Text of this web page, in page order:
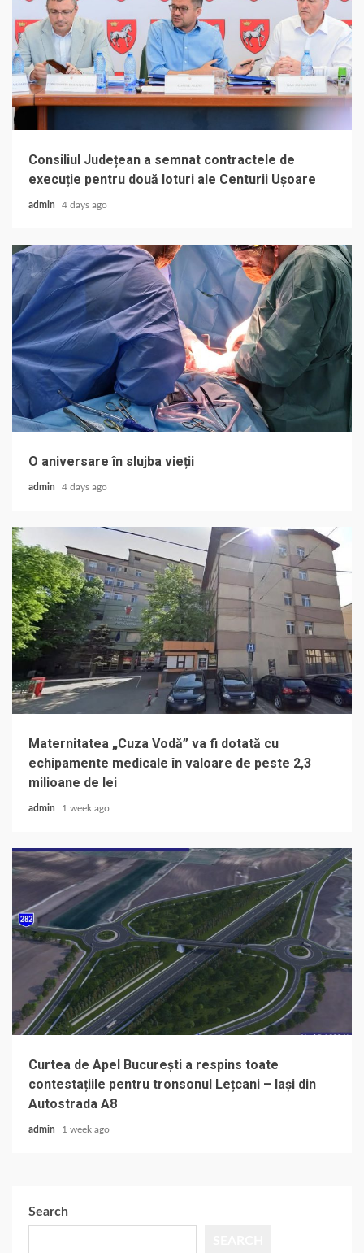
Consiliul Județean a semnat contractele de
execuție pentru două loturi ale Centurii Ușoare
admin 4 days ago
O aniversare în slujba vieții
admin 4 days ago
Maternitatea „Cuza Vodă” va fi dotată cu
echipamente medicale în valoare de peste 2,3
milioane de lei
admin 1 week ago
Curtea de Apel București a respins toate
contestațiile pentru tronsonul Lețcani – Iași din
Autostrada A8
admin 1 week ago
Search